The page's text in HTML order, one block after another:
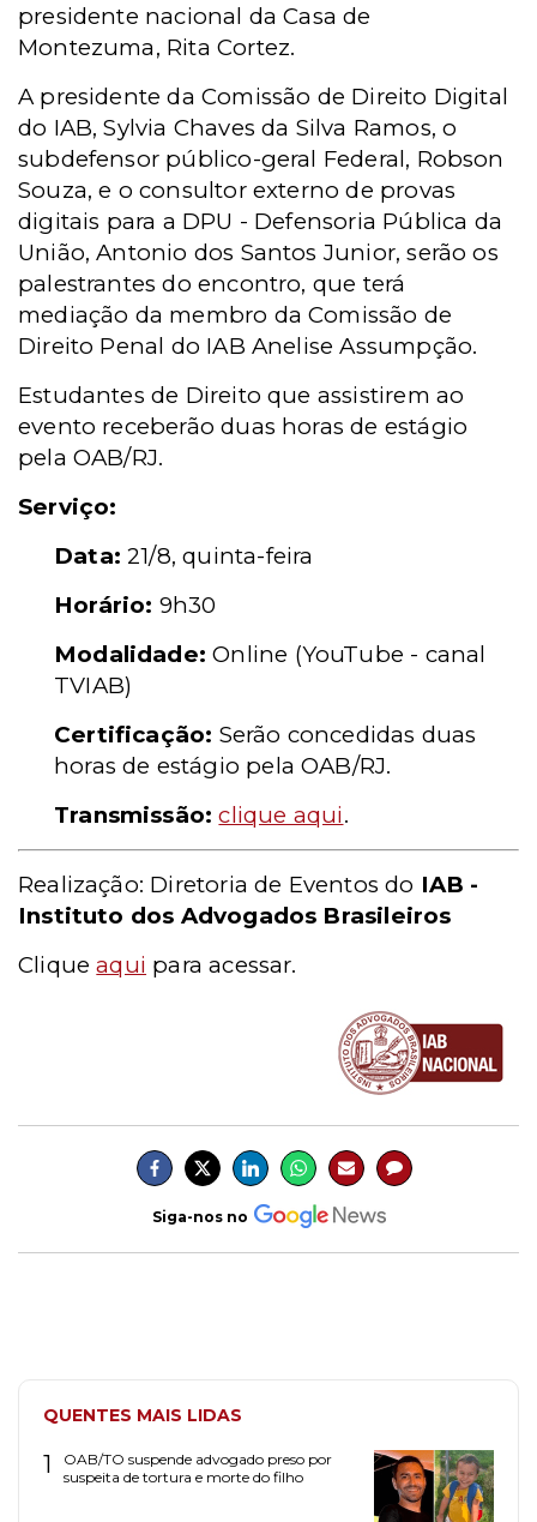
presidente nacional da Casa de
Montezuma, Rita Cortez.
A presidente da Comissão de Direito Digital
do IAB, Sylvia Chaves da Silva Ramos, o
subdefensor público-geral Federal, Robson
Souza, e o consultor externo de provas
digitais para a DPU - Defensoria Pública da
União, Antonio dos Santos Junior, serão os
palestrantes do encontro, que terá
mediação da membro da Comissão de
Direito Penal do IAB Anelise Assumpção.
Estudantes de Direito que assistirem ao
evento receberão duas horas de estágio
pela OAB/RJ.
Serviço:
Data: 21/8, quinta-feira
Horário: 9h30
Modalidade: Online (YouTube - canal
TVIAB)
Certificação: Serão concedidas duas
horas de estágio pela OAB/RJ.
Transmissão: clique aqui.
Realização: Diretoria de Eventos do IAB -
Instituto dos Advogados Brasileiros
Cliqueaqui para acessar.
Siga-nos no
QUENTES MAIS LIDAS
1
OAB/TO suspende advogado preso por
suspeita de tortura e morte do filho